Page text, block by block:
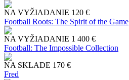
NA VYŽIADANIE 120 €
Football Roots: The Spirit of the Game
NA VYŽIADANIE 1 400 €
Football: The Impossible Collection
NA SKLADE 170 €
Fred